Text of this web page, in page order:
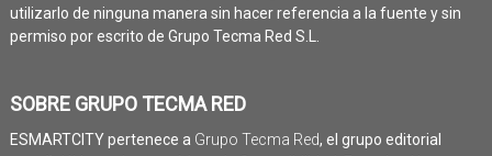
utilizarlo de ninguna manera sin hacer referencia a la fuente y sin
permiso por escrito de Grupo Tecma Red S.L.
SOBRE GRUPO TECMA RED
ESMARTCITY pertenece a Grupo Tecma Red, el grupo editorial